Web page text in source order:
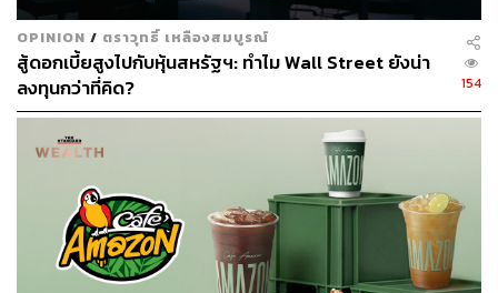
ด้าน Margin 4Q64 จากสายธุรกิจเยื่อและกระดาษก็น่าจะ
อ่อนตัวลง QoQ เพราะได้รับผลกระทบจากราคาเยื่อใยสั้นใน
ตลาดที่ลดลงสู่ 570 ดอลลาร์ต่อตัน ใน 4Q64 (ลดลง
11%QoQ อันเป็นผลมาจากการซื้อที่ชะลอตัวลง เพราะระดับ
สินค้าคงคลังในจีนสูง แต่เพิ่มขึ้น 19%YoY เนื่องจากความ
ต้องการทิชชูและสิ่งทอแข็งที่แข็งแกร่ง) ต้นทุนถ่านหินคิด
เป็นสัดส่วน 5% ของต้นทุนทั้งหมดของ SCGP บริษัททำ
สัญญาซื้อถ่านหินที่ต้องใช้ในปี 2565 ไว้ล่วงหน้าเป็นส่วน
ใหญ่แล้ว และวางแผนใช้เชื้อเพลิงทางเลือกเพิ่มขึ้นจาก 30%
ในปี 2564 สู่ 40% ในปี 2565
OPINION / ตราวุทธิ์ เหลืองสมบูรณ์
สู้ดอกเบี้ยสูงไปกับหุ้นสหรัฐฯ: ทำไม Wall Street ยังน่า
ลงทุนกว่าที่คิด?
154